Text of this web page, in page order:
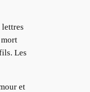
lettres
Les
et